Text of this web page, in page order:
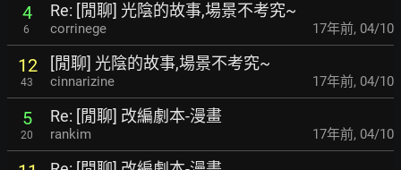
4
6
Re: [閒聊] 光陰的故事,場景不考究~
corrinege 17年前, 04/10
12
43
[閒聊] 光陰的故事,場景不考究~
cinnarizine 17年前, 04/10
5
20
Re: [閒聊] 改編劇本-漫畫
rankim 17年前, 04/10